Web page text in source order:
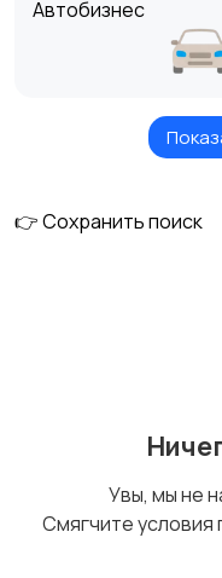
Автобизнес
Бытовые услуги и
👉 Сохранить поиск
Увы, мы не
Смягчите условия